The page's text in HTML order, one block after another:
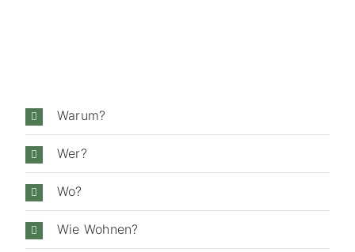
Warum?
Wer?
Wo?
Wie Wohnen?